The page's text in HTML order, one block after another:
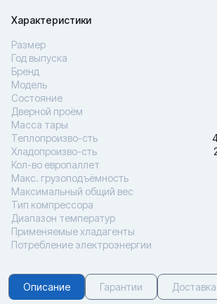
Характеристики
Размер
Год выпуска
Бренд
Модель
Состояние
Дверной проём
Масса тары
Теплопроизво-сть
Хладопроизво-сть
Кол-во европаллет
Макс. грузоподъёмность
Максимальный общий вес
Тип компрессора
Диапазон температур
Применяемые хладагенты
Потребление электроэнергии
Описание Гарантии Доставка